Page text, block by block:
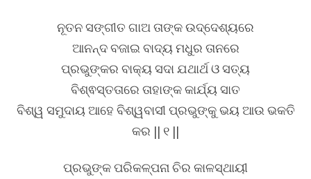
ନୂତନ ସଙ୍ଗୀତ ଗାଅ ତାଙ୍କ ଉଦ୍ଦେଶ୍ୟରେ
ଆନନ୍ଦ ବଜାଇ ବାଦ୍ୟ ମଧୁର ତାନରେ
ପ୍ରଭୁଙ୍କର ବାକ୍ୟ ସଦା ଯଥାର୍ଥ ଓ ସତ୍ୟ
ବିଶ୍ଵସ୍ତତାରେ ତାହାଙ୍କ କାର୍ଯ୍ୟ ସାତ
ବିଶ୍ୱ ସମୁଦାୟ ଆହେ ବିଶ୍ୱବାସୀ ପ୍ରଭୁଙ୍କୁ ଭୟ ଆଉ ଭକତି
କର || ୧ ||
ପ୍ରଭୁଙ୍କ ପରିକଳ୍ପନା ଚିର କାଳସ୍ଥାୟୀ